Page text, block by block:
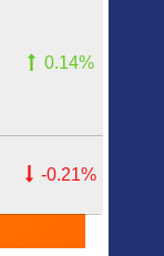
0.14%
-0.21%